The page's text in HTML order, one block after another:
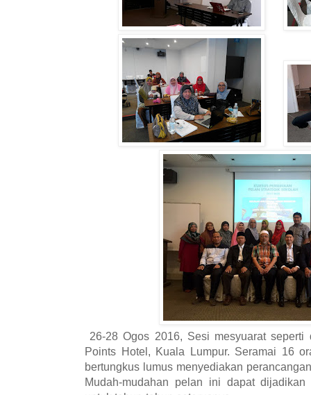
26-28 Ogos 2016, Sesi mesyuarat
Points Hotel, Kuala Lumpur. Seramai 16
bertungkus lumus menyediakan
Mudah-mudahan pelan ini dapat